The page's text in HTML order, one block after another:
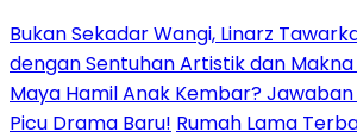
Bukan Sekadar Wangi, Linarz
dengan Sentuhan Artistik dan
Maya Hamil Anak Kembar?
Picu Drama Baru! Rumah Lama